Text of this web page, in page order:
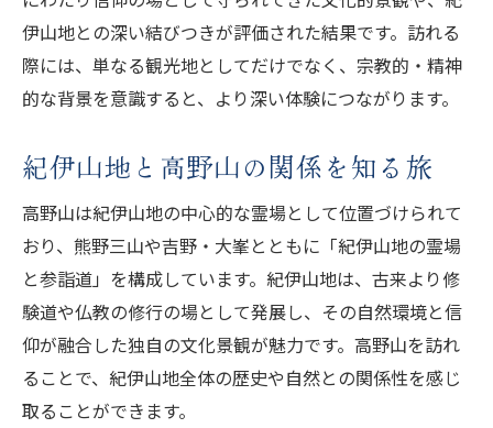
伊山地との深い結びつきが評価された結果です。訪れる
際には、単なる観光地としてだけでなく、宗教的・精神
的な背景を意識すると、より深い体験につながります。
紀伊山地と高野山の関係を知る旅
高野山は紀伊山地の中心的な霊場として位置づけられて
おり、熊野三山や吉野・大峯とともに「紀伊山地の霊場
と参詣道」を構成しています。紀伊山地は、古来より修
験道や仏教の修行の場として発展し、その自然環境と信
仰が融合した独自の文化景観が魅力です。高野山を訪れ
ることで、紀伊山地全体の歴史や自然との関係性を感じ
取ることができます。